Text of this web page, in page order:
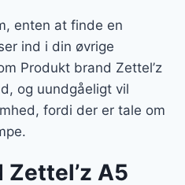
enten at finde en
ind i din øvrige
Produkt brand Zettel’z
og uundgåeligt vil
fordi der er tale om
Zettel’z A5